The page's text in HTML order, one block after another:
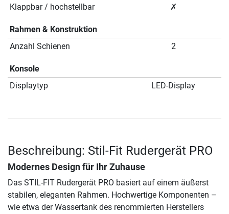
Klappbar / hochstellbar ✗
Rahmen & Konstruktion
Anzahl Schienen
2
Konsole
Displaytyp
LED-Display
Beschreibung: Stil-Fit Rudergerät PRO
Modernes Design für Ihr Zuhause
Das STIL-FIT Rudergerät PRO basiert auf einem äußerst
stabilen, eleganten Rahmen. Hochwertige Komponenten –
wie etwa der Wassertank des renommierten Herstellers